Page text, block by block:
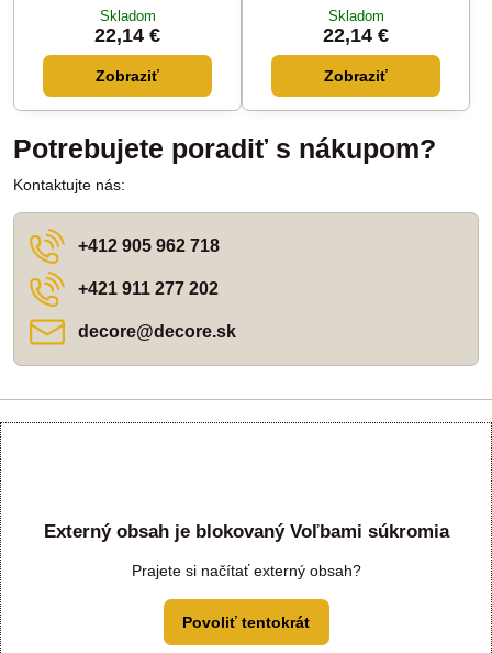
Skladom
22,14 €
Zobraziť
Skladom
22,14 €
Zobraziť
Potrebujete poradiť s nákupom?
Kontaktujte nás:
+412 905 962 718
+421 911 277 202
decore​@decore​.sk
Externý obsah je blokovaný Voľbami súkromia
Prajete si načítať externý obsah?
Povoliť tentokrát